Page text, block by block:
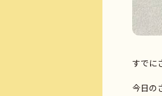
すでに
今日の